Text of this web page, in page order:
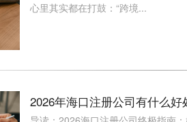
心里其实都在打鼓：“跨境...
2026年海口注册公司有什么